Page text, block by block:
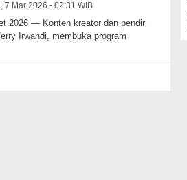
7 Mar 2026 - 02:31 WIB
2026 — Konten kreator dan pendiri
Irwandi, membuka program